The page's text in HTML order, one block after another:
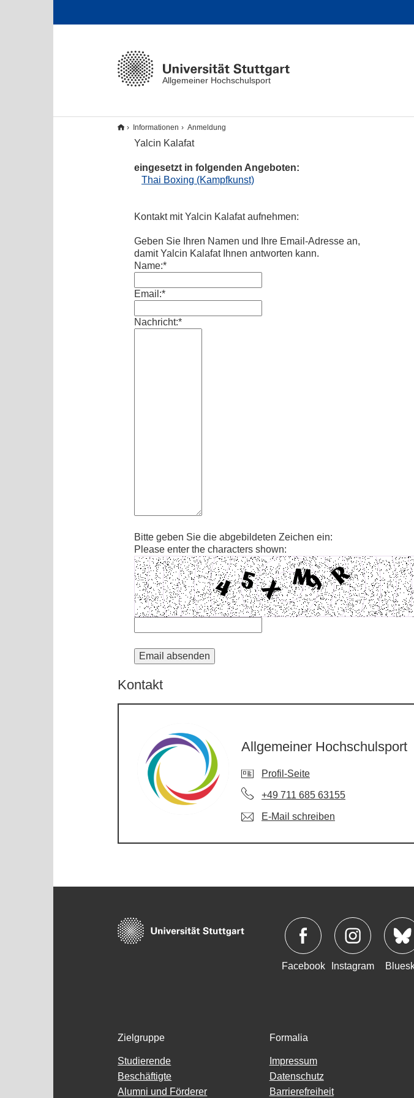
Allgemeiner Hochschulsport
Informationen Anmeldung
Yalcin Kalafat
eingesetzt in folgenden Angeboten:
Thai Boxing (Kampfkunst)
Kontakt mit Yalcin Kalafat aufnehmen:
Geben Sie Ihren Namen und Ihre Email-Adresse an,
damit Yalcin Kalafat Ihnen antworten kann.
Name:*
Email:*
Nachricht:*
Bitte geben Sie die abgebildeten Zeichen ein:
Please enter the characters shown:
Kontakt
Allgemeiner Hochschulsport
Profil-Seite
+49 711 685 63155
E-Mail schreiben
Facebook Instagram
Zielgruppe
Studierende
Beschäftigte
Alumni und Förderer
Formalia
Impressum
Datenschutz
Barrierefreiheit